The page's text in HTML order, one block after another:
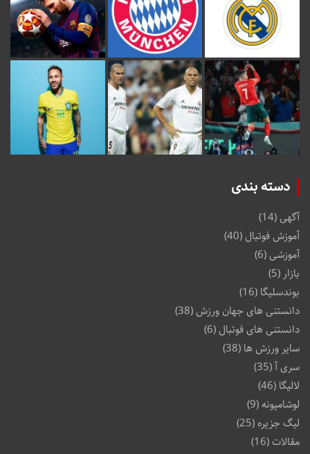
دسته بندی
آگهی(14)
آموزش فوتبال (40)
آموزشی(6)
بازار (5)
بوندسلیگا (16)
دانستنی های جهان ورزش(38)
دانستنی های فوتبال (6)
سایر ورزش ها (38)
سری آ(35)
لالیگا (46)
لوشامپونه(9)
لیگ جزیره (25)
مقالات(16)